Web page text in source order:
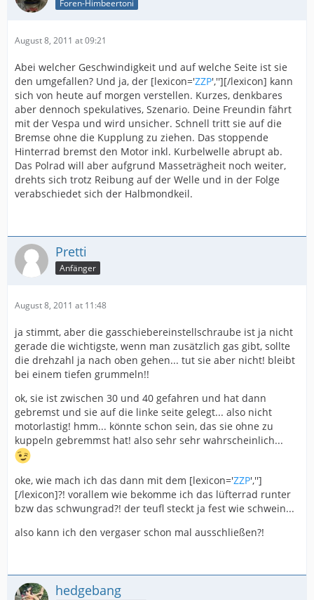
Foren-Himbeertoni
August 8, 2011 at 09:21
Abei welcher Geschwindigkeit und auf welche Seite ist sie
den umgefallen? Und ja, der [lexicon='ZZP',''][/lexicon] kann
sich von heute auf morgen verstellen. Kurzes, denkbares
aber dennoch spekulatives, Szenario. Deine Freundin fährt
mit der Vespa und wird unsicher. Schnell tritt sie auf die
Bremse ohne die Kupplung zu ziehen. Das stoppende
Hinterrad bremst den Motor inkl. Kurbelwelle abrupt ab.
Das Polrad will aber aufgrund Masseträgheit noch weiter,
drehts sich trotz Reibung auf der Welle und in der Folge
verabschiedet sich der Halbmondkeil.
Pretti
Anfänger
August 8, 2011 at 11:48
ja stimmt, aber die gasschiebereinstellschraube ist ja nicht
gerade die wichtigste, wenn man zusätzlich gas gibt, sollte
die drehzahl ja nach oben gehen... tut sie aber nicht! bleibt
bei einem tiefen grummeln!!
ok, sie ist zwischen 30 und 40 gefahren und hat dann
gebremst und sie auf die linke seite gelegt... also nicht
motorlastig! hmm... könnte schon sein, das sie ohne zu
kuppeln gebremmst hat! also sehr sehr wahrscheinlich...
oke, wie mach ich das dann mit dem [lexicon='ZZP','']
[/lexicon]?! vorallem wie bekomme ich das lüfterrad runter
bzw das schwungrad?! der teufl steckt ja fest wie schwein...
also kann ich den vergaser schon mal ausschließen?!
hedgebang